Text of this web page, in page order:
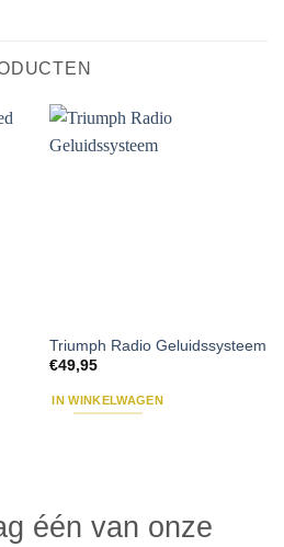
Triumph Radio Geluidssysteem
€49,95
IN WINKELWAGEN
één van onze